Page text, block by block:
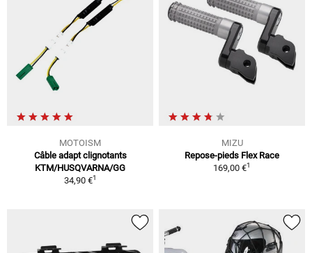
MOTOISM
Câble adapt clignotants
KTM/HUSQVARNA/GG
34,90 €1
MIZU
Repose-pieds Flex Race
169,00 €1